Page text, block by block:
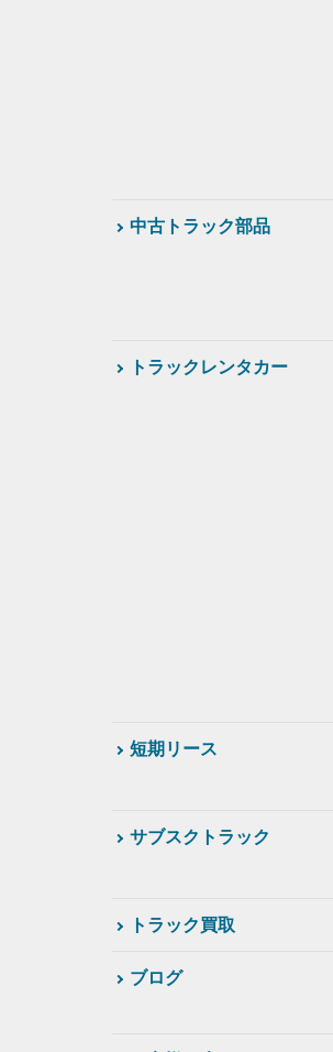
中古トラック部品
トラックレンタカー
短期リース
サブスクトラック
トラック買取
ブログ